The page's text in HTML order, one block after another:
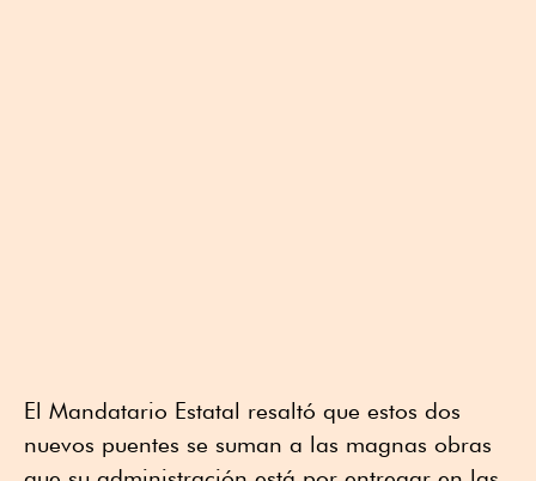
El Mandatario Estatal resaltó que estos dos
nuevos puentes se suman a las magnas obras